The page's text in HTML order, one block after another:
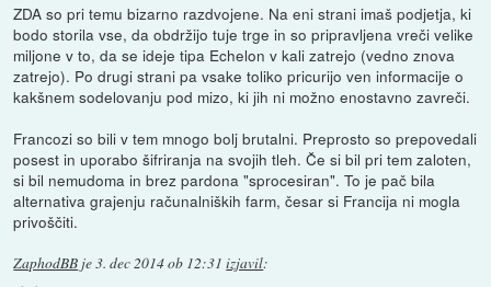
ZDA so pri temu bizarno razdvojene. Na eni strani imaš podjetja, ki
bodo storila vse, da obdržijo tuje trge in so pripravljena vreči velike
miljone v to, da se ideje tipa Echelon v kali zatrejo (vedno znova
zatrejo). Po drugi strani pa vsake toliko pricurijo ven informacije o
kakšnem sodelovanju pod mizo, ki jih ni možno enostavno zavreči.
Francozi so bili v tem mnogo bolj brutalni. Preprosto so prepovedali
posest in uporabo šifriranja na svojih tleh. Če si bil pri tem zaloten,
si bil nemudoma in brez pardona "sprocesiran". To je pač bila
alternativa grajenju računalniških farm, česar si Francija ni mogla
privoščiti.
ZaphodBB je3. dec 2014 ob 12:31 izjavil: